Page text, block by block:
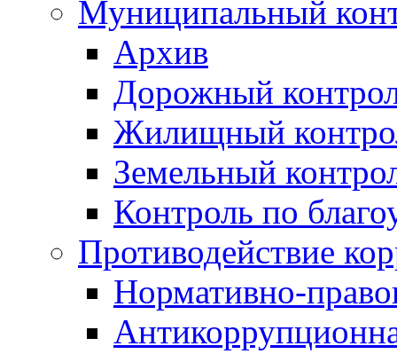
Муниципальный
Архив
Дорожный
Жилищный
Земельный
Контроль по
Противодействие
Нормативно-